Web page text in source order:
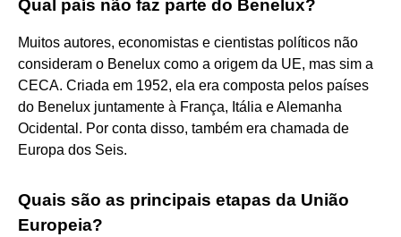
Qual país não faz parte do Benelux?
Muitos autores, economistas e cientistas políticos não
consideram o Benelux como a origem da UE, mas sim a
CECA. Criada em 1952, ela era composta pelos países
do Benelux juntamente à França, Itália e Alemanha
Ocidental. Por conta disso, também era chamada de
Europa dos Seis.
Quais são as principais etapas da União
Europeia?